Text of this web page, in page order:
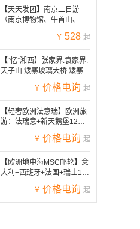
【天天发团】南京二日游
（南京博物馆、牛首山、中
￥ 528 起
【“忆”湘西】张家界.袁家界.
天子山.矮寨玻璃大桥.矮寨玻
璃栈道.凤凰古城中国桃花源.
荆州古城双动五日游.
￥ 价格电询 起
【轻奢欧洲法意瑞】欧洲旅
游：法瑞意+新天鹅堡12日
（全程4-5星住宿，推一罚
十，一价全含）
￥ 价格电询 起
【欧洲地中海MSC邮轮】意
大利+西班牙+法国+瑞士11
天欧洲游（提前45天报名立
减2000元/人，南京直飞米
兰，无遮挡海景阳台房，南
￥ 价格电询 起